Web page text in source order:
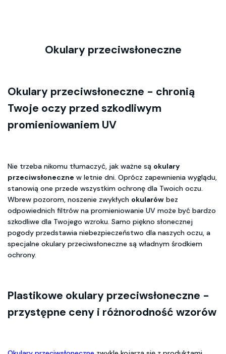
Okulary przeciwsłoneczne
Okulary przeciwsłoneczne - chronią
Twoje oczy przed szkodliwym
promieniowaniem UV
Nie trzeba nikomu tłumaczyć, jak ważne są okulary
przeciwsłoneczne w letnie dni. Oprócz zapewnienia wyglądu,
stanowią one przede wszystkim ochronę dla Twoich oczu.
Wbrew pozorom, noszenie zwykłych okularów bez
odpowiednich filtrów na promieniowanie UV może być bardzo
szkodliwe dla Twojego wzroku. Samo piękno słonecznej
pogody przedstawia niebezpieczeństwo dla naszych oczu, a
specjalne okulary przeciwsłoneczne są władnym środkiem
ochrony.
Plastikowe okulary przeciwsłoneczne -
przystępne ceny i różnorodność wzorów